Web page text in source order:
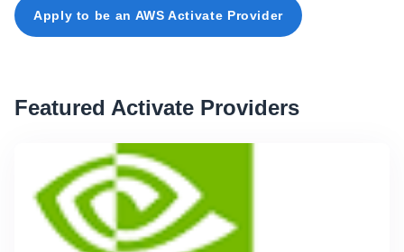
Apply to be an AWS Activate Provider
Featured Activate Providers